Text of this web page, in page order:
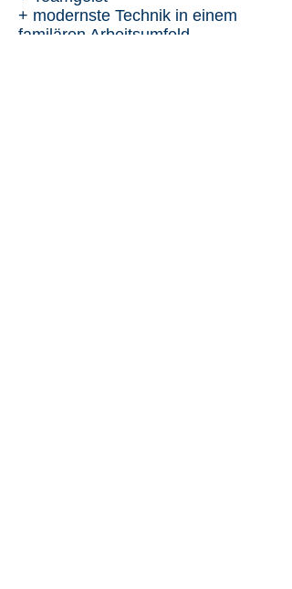
+ modernste Technik in einem
familären Arbeitsumfeld